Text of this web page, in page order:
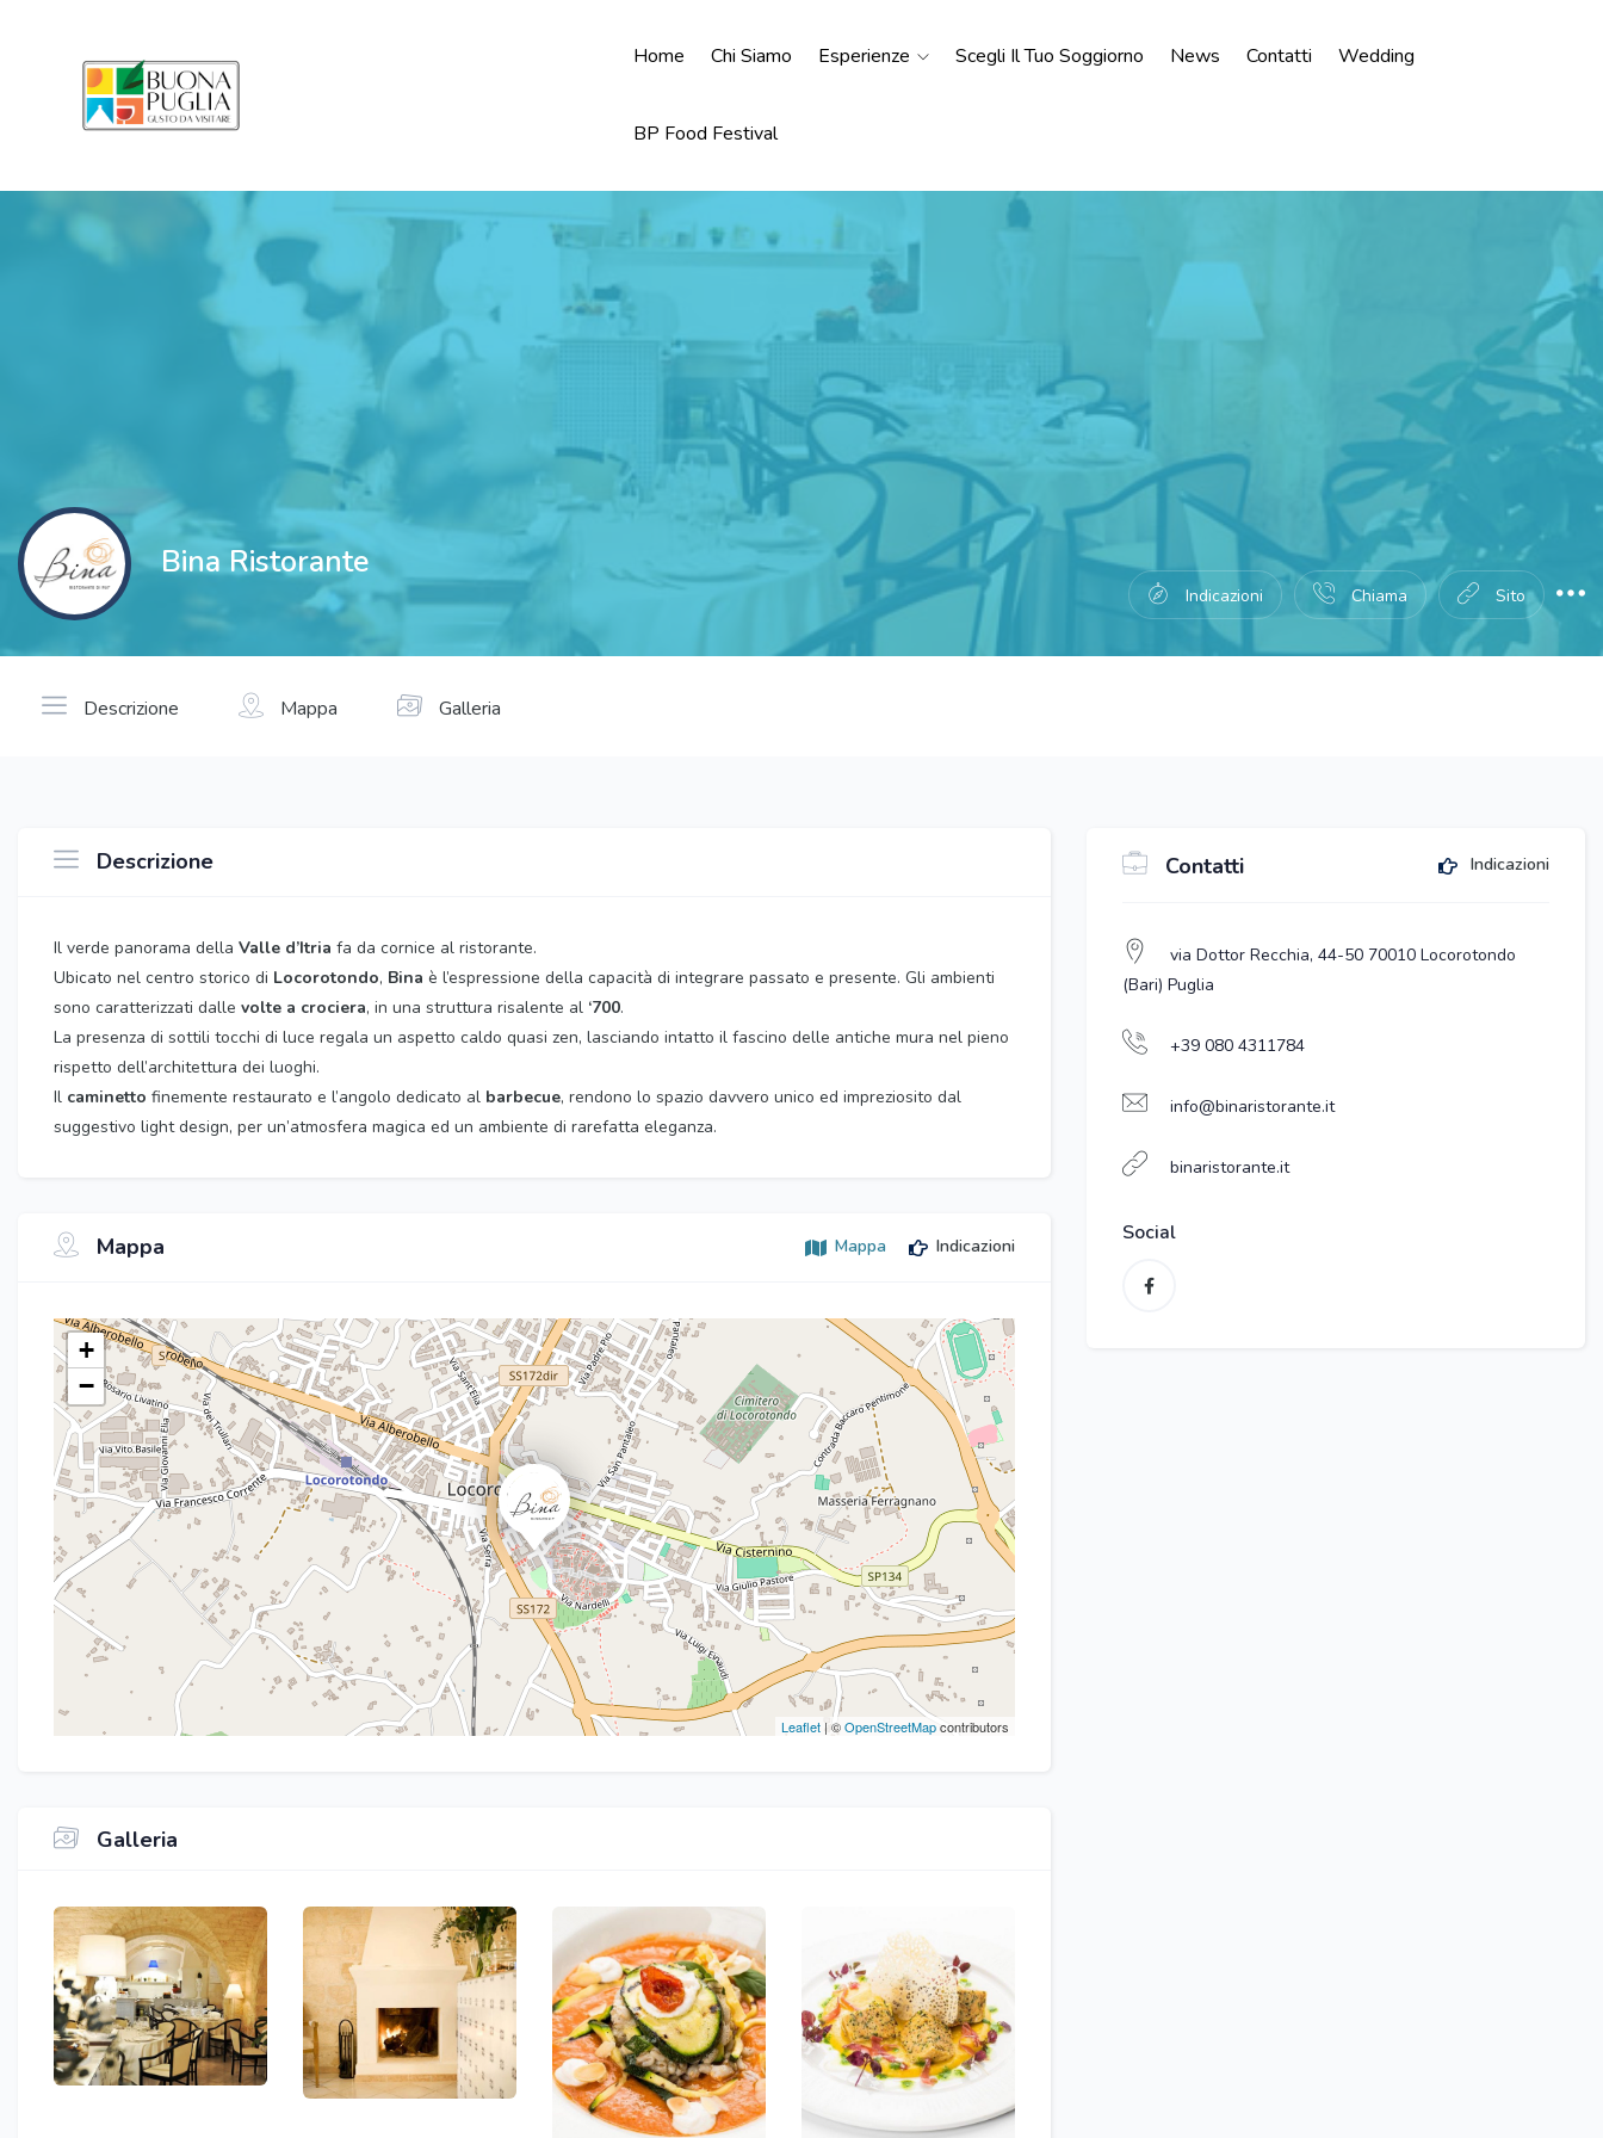
Home Chi Siamo Esperienze Scegli Il Tuo Soggiorno News Contatti Wedding
BP Food Festival
Bina Ristorante
Indicazioni Chiama Sito
Descrizione Mappa Galleria
Descrizione
Il verde panorama della Valle d’Itria fa da cornice al ristorante.
Ubicato nel centro storico di Locorotondo, Bina è l’espressione della capacità di integrare passato e presente. Gli ambienti
sono caratterizzati dalle volte a crociera, in una struttura risalente al ‘700.
La presenza di sottili tocchi di luce regala un aspetto caldo quasi zen, lasciando intatto il fascino delle antiche mura nel pieno
rispetto dell’architettura dei luoghi.
Il caminetto finemente restaurato e l’angolo dedicato al barbecue, rendono lo spazio davvero unico ed impreziosito dal
suggestivo light design, per un’atmosfera magica ed un ambiente di rarefatta eleganza.
Mappa Mappa Indicazioni
+
−
Leaflet | ©OpenStreetMapcontributors
Galleria
Contatti Indicazioni
via Dottor Recchia, 44-50 70010 Locorotondo
(Bari) Puglia
+39 080 4311784
info@binaristorante.it
binaristorante.it
Social